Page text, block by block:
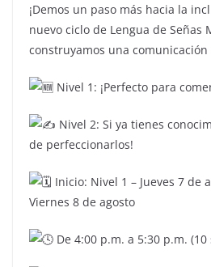
¡Demos un paso más hacia la
nuevo ciclo de Lengua de Señas
construyamos una
Nivel 1: ¡Perfecto para
Nivel 2: Si ya tienes
de perfeccionarlos!
Inicio: Nivel 1 – Jueves 7 de
Viernes 8 de agosto
De 4:00 p.m. a 5:30 p.m. (10